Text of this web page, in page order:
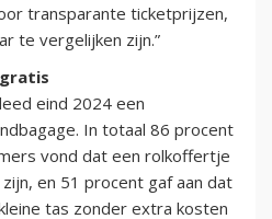
transparante ticketprijzen,
te vergelijken zijn.”
eind 2024 een
In totaal 86 procent
vond dat een rolkoffertje
en 51 procent gaf aan dat
tas zonder extra kosten